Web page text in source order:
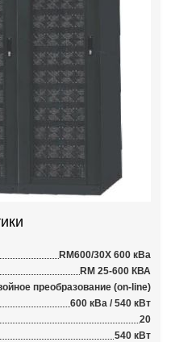
RM600/30X 600 кВа
RM 25-600 КВА
преобразование (on-line)
600 кВа / 540 кВт
20
540 кВт